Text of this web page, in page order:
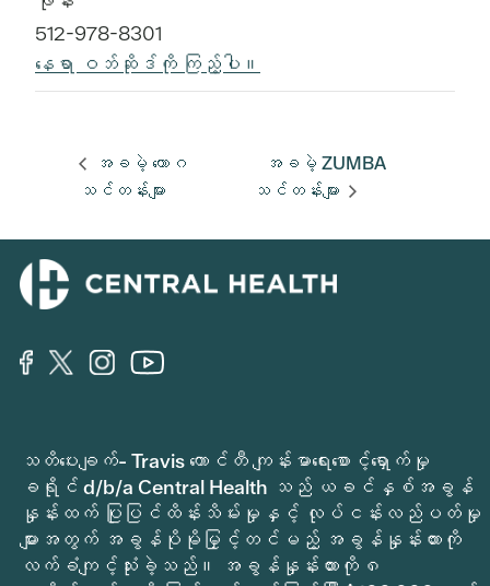
512-978-8301
နေရာ ဝဘ်ဆိုဒ်ကို ကြည့်ပါ။
အခမဲ့ ယောဂ
သင်တန်းများ
အခမဲ့ ZUMBA
သင်တန်းများ
သတိပေးချက်- Travis ကောင်တီ ကျန်းမာရေးစောင့်ရှောက်မှု
ခရိုင် d/b/a Central Health သည် ယခင်နှစ်အခွန်
နှုန်းထက် ပြုပြင်ထိန်းသိမ်းမှုနှင့် လုပ်ငန်းလည်ပတ်မှု
များအတွက် အခွန်ပိုမိုမြှင့်တင်မည့် အခွန်နှုန်းထားကို
လက်ခံကျင့်သုံးခဲ့သည်။ အခွန်နှုန်းထားကို ၈